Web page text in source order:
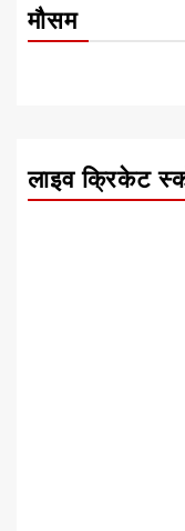
मौसम
लाइव क्रिकेट